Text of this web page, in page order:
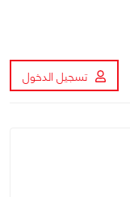
تسجيل الدخول